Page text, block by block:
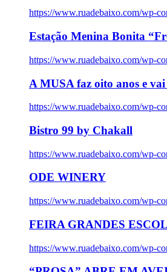
https://www.ruadebaixo.com/wp-
Estação Menina Bonita
https://www.ruadebaixo.com/wp-
A MUSA faz oito anos e
https://www.ruadebaixo.com/wp-
Bistro 99 by Chakall
https://www.ruadebaixo.com/wp-
ODE WINERY
https://www.ruadebaixo.com/wp-
FEIRA GRANDES
https://www.ruadebaixo.com/wp-